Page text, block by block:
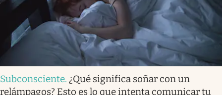
Subconsciente. ¿Qué significa soñar con un
relámpagos? Esto es lo que intenta comunicar tu